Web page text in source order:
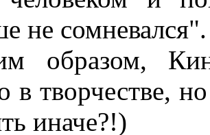
не сомневался".
образом,
в творчестве,
иначе?!)